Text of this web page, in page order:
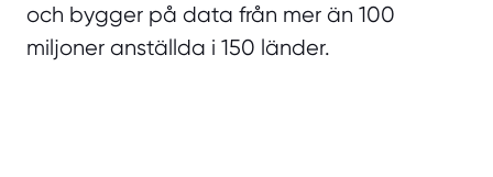
och bygger på data från mer än 100
miljoner anställda i 150 länder.